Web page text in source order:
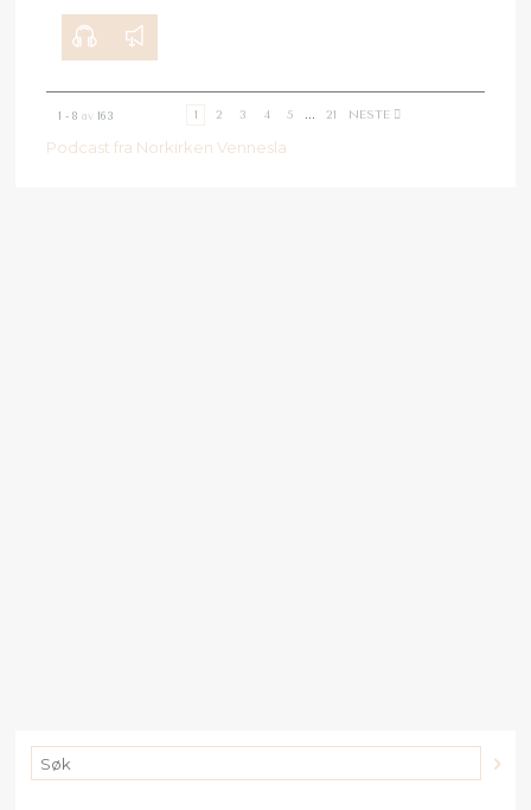
1 - 8av 163 1 2 3 4 5 ... 21 NESTE
Podcast fra Norkirken Vennesla